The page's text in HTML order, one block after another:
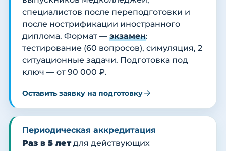
специалистов после переподготовки и
после нострификации иностранного
диплома. Формат — экзамен:
тестирование (60 вопросов), симуляция, 2
ситуационные задачи. Подготовка под
ключ — от 90 000 ₽.
Оставить заявку на подготовку
Периодическая аккредитация
Раз в 5 летдля действующих